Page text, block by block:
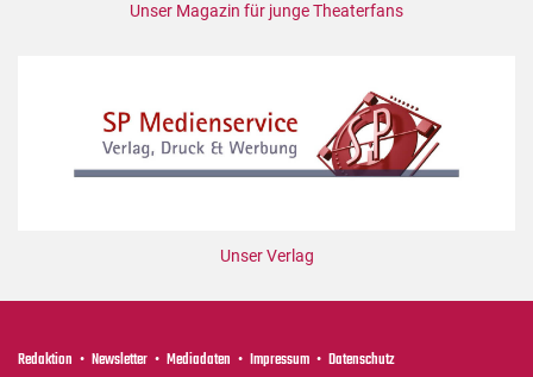
Unser Magazin für junge Theaterfans
Unser Verlag
Redaktion Newsletter Mediadaten Impressum Datenschutz